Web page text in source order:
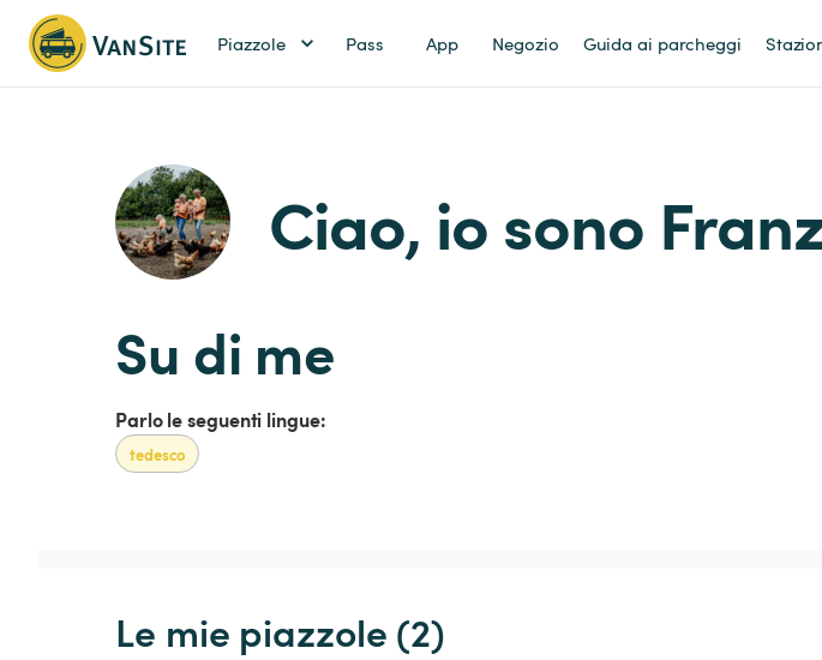
Piazzole Pass App Negozio Guida ai parcheggi
Ciao, io sono
Su di me
Parlo le seguenti lingue:
tedesco
Le mie piazzole (2)